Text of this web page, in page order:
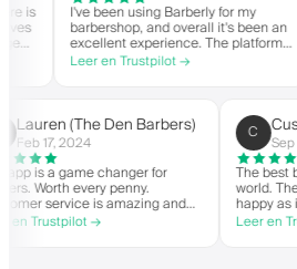
I've been using Barberly for my
barbershop, and overall it's been an
excellent experience. The platform
is easy to use, reliable, and has
streamlined my booking process.
helpful.
Leer en Trustpilot →
L( Lauren (The Den Barbers)
Feb 17, 2024
The app is a game changer for
barbers. Worth every penny.
Customer service is amazing and
helps with everything or whatever
they need. Definitely recommend.
Leer en Trustpilot →
C
The
great
Leer